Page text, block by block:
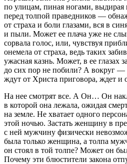
по улицам, пиная ногами,
перед толпой праведников —
от страха и боли глазами, вся в
и пыли. Может ее плача уже не
сорвала голос, или, чувствуя
онемела от страха, ведь таких
ужасная казнь. Может, в ее глазах
до сих пор не побили? А вокруг —
ждут от Христа приговора, ждет и
На нее смотрят все. А Он… Он
в которой она лежала, ожидая
на земле. Не хватает одного
этой ночью. Застать женщину в
с ней мужчину физически
была только женщина, а толпа
он стоял в той толпе? Может он
Почему эти блюстители закона